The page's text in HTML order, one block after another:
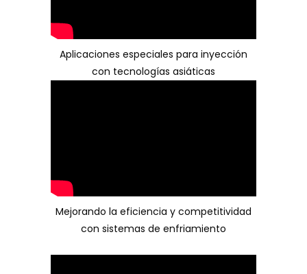
Aplicaciones especiales para inyección
con tecnologías asiáticas
Mejorando la eficiencia y competitividad
con sistemas de enfriamiento